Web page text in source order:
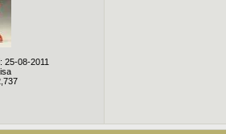
25-08-2011